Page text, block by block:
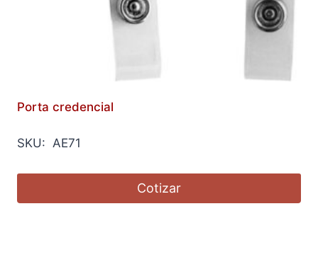
Porta credencial
SKU: AE71
Cotizar